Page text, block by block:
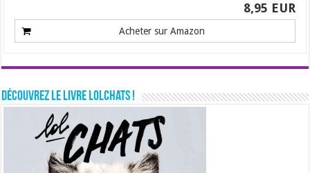
8,95 EUR
Acheter sur Amazon
Découvrez le livre LolChats !